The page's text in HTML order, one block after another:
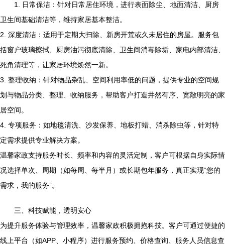
1. 日常保洁：针对日常居住环境，进行表面除尘、地面清洁、厨房
卫生间基础清洁等，维持家居基本整洁。
2. 深度清洁：适用于定期大扫除、新房开荒或久未居住的房屋。服务包
括窗户玻璃擦拭、厨房油污彻底清除、卫生间消毒除垢、家电内部清洁、
死角清理等，让家居环境焕然一新。
3. 整理收纳：针对物品杂乱、空间利用率低的问题，提供专业的空间规
划与物品分类、整理、收纳服务，帮助客户打造井然有序、宽敞明亮的家
居空间。
4. 专项服务：如地毯清洗、沙发保养、地板打蜡、消杀除虫等，针对特
定需求提供专业解决方案。
温馨家政支持服务时长、频率和内容的灵活定制，客户可根据自身实际情
况选择单次、周期（如每周、每半月）或长期包年服务，真正实现“您的
需求，我的服务”。
三、科技赋能，透明安心
为提升服务体验与管理效率，温馨家政积极拥抱科技。客户可通过便捷的
线上平台（如APP、小程序）进行服务预约、价格查询、服务人员信息查